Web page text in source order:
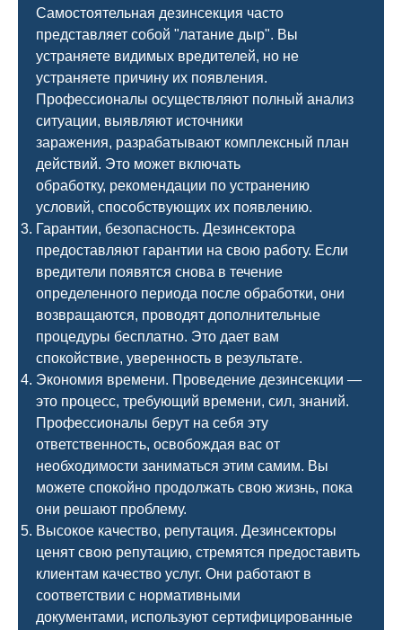
Самостоятельная дезинсекция часто
представляет собой "латание дыр". Вы
устраняете видимых вредителей, но не
устраняете причину их появления.
Профессионалы осуществляют полный анализ
ситуации, выявляют источники
заражения, разрабатывают комплексный план
действий. Это может включать
обработку, рекомендации по устранению
условий, способствующих их появлению.
Гарантии, безопасность. Дезинсектора
предоставляют гарантии на свою работу. Если
вредители появятся снова в течение
определенного периода после обработки, они
возвращаются, проводят дополнительные
процедуры бесплатно. Это дает вам
спокойствие, уверенность в результате.
Экономия времени. Проведение дезинсекции —
это процесс, требующий времени, сил, знаний.
Профессионалы берут на себя эту
ответственность, освобождая вас от
необходимости заниматься этим самим. Вы
можете спокойно продолжать свою жизнь, пока
они решают проблему.
Высокое качество, репутация. Дезинсекторы
ценят свою репутацию, стремятся предоставить
клиентам качество услуг. Они работают в
соответствии с нормативными
документами, используют сертифицированные